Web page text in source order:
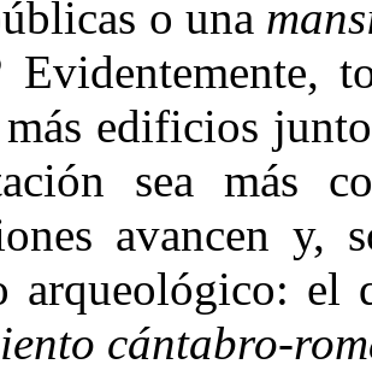
o una
Evidentemente,
edificios
sea más
avancen
arqueo­lógico: el
cántabro-